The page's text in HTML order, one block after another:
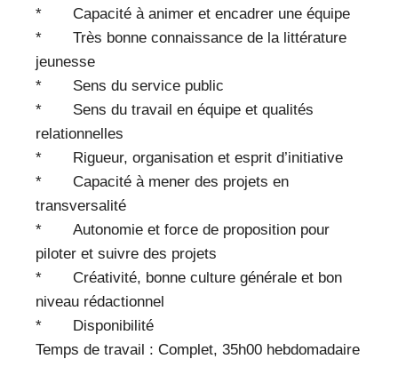
* Capacité à animer et encadrer une équipe
* Très bonne connaissance de la littérature
jeunesse
* Sens du service public
* Sens du travail en équipe et qualités
relationnelles
* Rigueur, organisation et esprit d’initiative
* Capacité à mener des projets en
transversalité
* Autonomie et force de proposition pour
piloter et suivre des projets
* Créativité, bonne culture générale et bon
niveau rédactionnel
* Disponibilité
Temps de travail : Complet, 35h00 hebdomadaire